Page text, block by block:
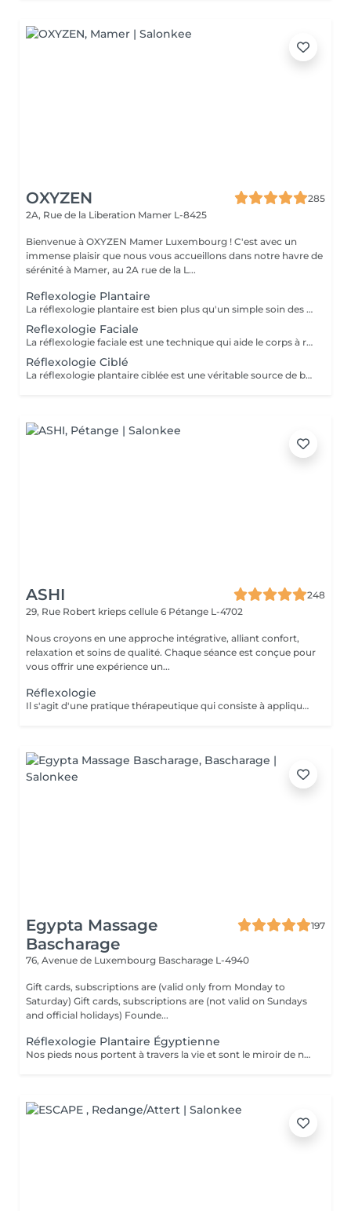
OXYZEN
285
2A, Rue de la Liberation Mamer L-8425
Bienvenue à OXYZEN Mamer Luxembourg ! C'est avec un
immense plaisir que nous vous accueillons dans notre havre de
sérénité à Mamer, au 2A rue de la L...
Reflexologie Plantaire
La réflexologie plantaire est bien plus qu'un simple soin des pieds, c'est une véritable source de bien-être qui vous amène à un état de profonde relaxation. Cette technique apaisante a le pouvoir de diminuer le stress, les insomnies, les migraines, ainsi que les douleurs musculaires ou articulaires, y compris les maux de dos. Elle favorise la détente et la décontraction à la fois musculaire et mentale. Nos séances de réflexologie plantaire ont été soigneusement conçues pour vous offrir un véritable moment de détente, où chaque pression sur les points réflexes de vos pieds procure un apaisement profond. Vous vous sentirez revitalisé(e), libéré(e) des tensions, et prêt(e) à affronter le quotidien avec sérénité. Réservez dès maintenant votre séance de réflexologie plantaire et découvrez les bienfaits exceptionnels de cette technique ancestrale. Note : La réflexologie plantaire peut être une excellente option pour soulager de nombreux maux liés au stress, mais elle est déconseillée aux femmes enceintes. Chez OXYZEN, nous sommes déterminés à vous offrir une expérience de bien-être complète grâce à nos diverses techniques de relaxation. Idéal également comme idée cadeau originale, pour surprendre et faire plaisir. Pour en savoir plus et découvrir l'ensemble de nos prestations, cliquez ici : https://www.oxyzen.lu Avertissement : Nos soins sont dédiés au bien-être et à la relaxation. Ils ne remplacent pas un suivi médical et ne relèvent pas de la kinésithérapie.
Reflexologie Faciale
La réflexologie faciale est une technique qui aide le corps à retrouver son équilibre naturel. En travaillant sur les points réflexes du visage, cette pratique apaise le stress, libère les toxines accumulées, et peut même contribuer à soulager les migraines. Nos séances de réflexologie faciale sont conçues pour vous offrir un véritable moment de détente et d'harmonisation. Chaque manipulation douce du visage stimule les zones réflexes, ce qui favorise la régulation des fonctions corporelles et vous aide à retrouver votre vitalité. Réservez dès aujourd'hui votre séance de réflexologie faciale et découvrez les bienfaits apaisants de cette technique. Vous ressentirez une profonde relaxation et une libération des tensions accumulées. Note : La réflexologie faciale peut apporter un réel soulagement, mais elle est déconseillée aux femmes enceintes. Pour de plus amples informations et pour réserver votre séance, contactez-nous ou réservez en ligne Chez OXYZEN, nous sommes déterminés à vous offrir une expérience de bien-être complète grâce à nos diverses techniques de relaxation. Idéal également comme idée cadeau originale, pour surprendre et faire plaisir. Pour en savoir plus et découvrir l'ensemble de nos prestations, cliquez ici : https://www.oxyzen.lu Avertissement : Nos soins sont dédiés au bien-être et à la relaxation. Ils ne remplacent pas un suivi médical et ne relèvent pas de la kinésithérapie.
Réflexologie Ciblé
La réflexologie plantaire ciblée est une véritable source de bien-être qui vous emmène dans un état profond de relaxation. Elle offre de nombreux avantages, notamment la réduction du stress, l'amélioration du sommeil, le soulagement des migraines et des douleurs musculaires ou articulaires telles que les maux de dos. Elle favorise également la détente et la décontraction musculaire et mentale. Cette séance de réflexologie plantaire de 45 minutes est conçue pour cibler spécifiquement les zones de tension et de déséquilibre dans vos pieds. Grâce à des techniques de pression précises, Philippe travaille sur les points réflexes pour rétablir l'harmonie dans tout votre corps. Tout a été méticuleusement étudié pour que vous puissiez vivre une expérience de détente profonde et oublier le rythme effréné du quotidien. Profitez de ce moment pour relâcher les tensions, apaiser votre esprit et revitaliser votre corps. Veuillez noter que la réflexologie plantaire ciblée est déconseillée aux femmes enceintes. Pour réserver votre séance ou pour toute question, contactez-nous ou réservez en ligne. Idéal également comme idée cadeau originale, pour surprendre et faire plaisir. Pour en savoir plus et découvrir l'ensemble de nos prestations, cliquez ici : https://www.oxyzen.lu Avertissement : Nos soins sont dédiés au bien-être et à la relaxation. Ils ne remplacent pas un suivi médical et ne relèvent pas de la kinésithérapie.
ASHI
248
29, Rue Robert krieps cellule 6 Pétange L-4702
Nous croyons en une approche intégrative, alliant confort,
relaxation et soins de qualité. Chaque séance est conçue pour
vous offrir une expérience un...
Réflexologie
Il s'agit d'une pratique thérapeutique qui consiste à appliquer une pression sur des points spécifiques des pieds. On pense que ces points correspondent à différents organes et systèmes du corps, favorisant la relaxation et soulageant les tensions.
Egypta Massage
Bascharage
197
76, Avenue de Luxembourg Bascharage L-4940
Gift cards, subscriptions are (valid only from Monday to
Saturday) Gift cards, subscriptions are (not valid on Sundays
and official holidays) Founde...
Réflexologie Plantaire Égyptienne
Nos pieds nous portent à travers la vie et sont le miroir de notre santé. Le massage égyptien de la réflexologie remonte à 2330 avant J.-C. selon des inscriptions qui ont été retrouvées montrant d'anciens égyptiens pratiquant ce type de traitement médical. Le massage des pieds soulage les tensions et favorise l'auto-guérison.